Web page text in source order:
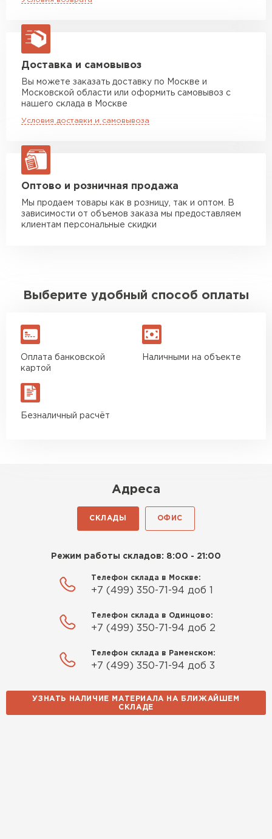
Монтаж простой, значительные финансовые
затраты не нужны.
Профилированный лист — материал с долгим
сроком службы.
Возможность использования вне зависимости
от климата.
макс. длина груза 13,5 м
Манипулятор до 5 тн
макс. длина груза 6 м
Манипулятор до 10 тн
макс. длина груза 8 м
Манипулятор до 20 тн
Доставка и самовывоз
Вы можете заказать доставку по Москве и
Московской области или оформить самовывоз с
нашего склада в Москве
Условия доставки и самовывоза
Оптово и розничная продажа
Мы продаем товары как в розницу, так и оптом. В
зависимости от объемов заказа мы предоставляем
клиентам персональные скидки
Выберите удобный способ оплаты
Оплата банковской
картой
Наличными на объекте
Безналичный расчёт
Адреса
СКЛАДЫ ОФИС
Режим работы складов: 8:00 - 21:00
Телефон склада в Москве:
+7 (499) 350-71-94 доб 1
Телефон склада в Одинцово:
+7 (499) 350-71-94 доб 2
Телефон склада в Раменском:
+7 (499) 350-71-94 доб 3
УЗНАТЬ НАЛИЧИЕ МАТЕРИАЛА НА БЛИЖАЙШЕМ
СКЛАДЕ